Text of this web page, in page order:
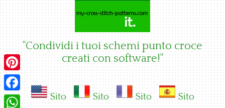
"Condividi i tuoi schemi punto croce
creati con software!"
Sito Sito Sito Sito
Pinterest
Facebook